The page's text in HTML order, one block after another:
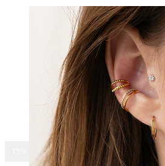
15% NUOLAIDA VISIEMS PAPUOŠALAMS